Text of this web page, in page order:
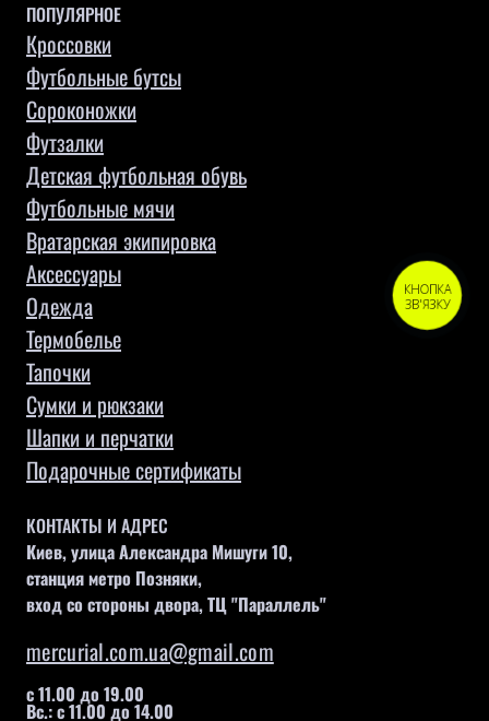
ПОПУЛЯРНОЕ
Кроссовки
Футбольные бутсы
Сороконожки
Футзалки
Детская футбольная обувь
Футбольные мячи
Вратарская экипировка
Аксессуары
Одежда
Термобелье
Тапочки
Сумки и рюкзаки
Шапки и перчатки
Подарочные сертификаты
КОНТАКТЫ И АДРЕС
Киев, улица Александра Мишуги 10,
станция метро Позняки,
вход со стороны двора, ТЦ "Параллель"
mercurial.com.ua@gmail.com
с 11.00 до 19.00
Вс.: с 11.00 до 14.00
КНОПКА
ЗВ'ЯЗКУ